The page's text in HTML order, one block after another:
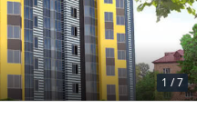
1 /7